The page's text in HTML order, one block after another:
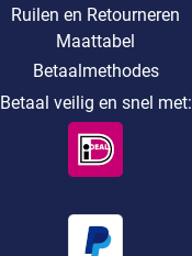
Ruilen en Retourneren
Maattabel
Betaalmethodes
Betaal veilig en snel met: